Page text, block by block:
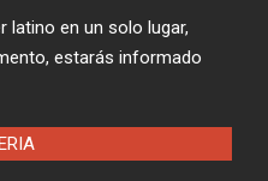
latino en un solo lugar,
estarás informado